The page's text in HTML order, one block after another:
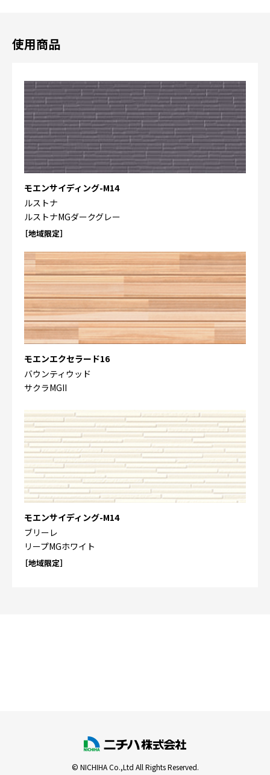
使用商品
モエンサイディング-M14
ルストナ
ルストナMGダークグレー
［地域限定］
モエンエクセラード16
バウンティウッド
サクラMGII
モエンサイディング-M14
ブリーレ
リープMGホワイト
［地域限定］
© NICHIHA Co.,Ltd All Rights Reserved.